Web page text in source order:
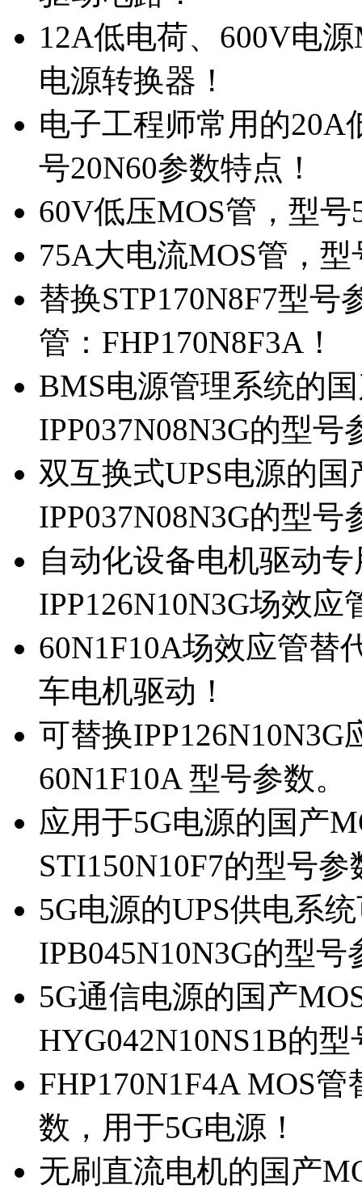
12A低电荷、600V电
电源转换器！
电子工程师常用的20A
号20N60参数特点！
60V低压MOS管，型
75A大电流MOS管，
替换STP170N8F7型
管：FHP170N8F3A！
BMS电源管理系统的
IPP037N08N3G的型号
双互换式UPS电源的
IPP037N08N3G的型号
自动化设备电机驱动
IPP126N10N3G场效应
60N1F10A场效应管替
车电机驱动！
可替换
60N1F10A 型号参数。
应用于5G电源的国产
STI150N10F7的型号参
5G电源的UPS供电系
IPB045N10N3G的型号
5G通信电源的国产
HYG042N10NS1B的
FHP170N1F4A MOS
数，用于5G电源！
无刷直流电机的国产